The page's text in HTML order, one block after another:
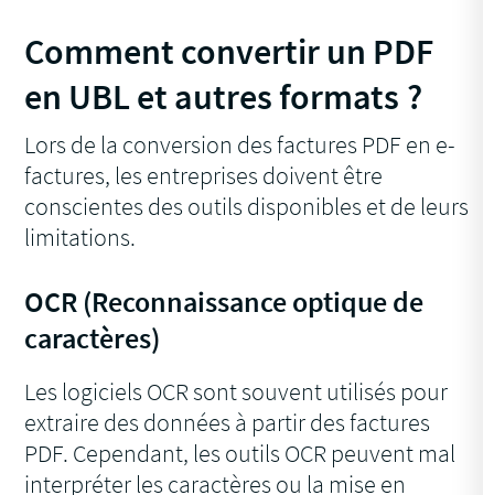
Comment convertir un PDF
en UBL et autres formats ?
Lors de la conversion des factures PDF en e-
factures, les entreprises doivent être
conscientes des outils disponibles et de leurs
limitations.
OCR (Reconnaissance optique de
caractères)
Les logiciels OCR sont souvent utilisés pour
extraire des données à partir des factures
PDF. Cependant, les outils OCR peuvent mal
interpréter les caractères ou la mise en